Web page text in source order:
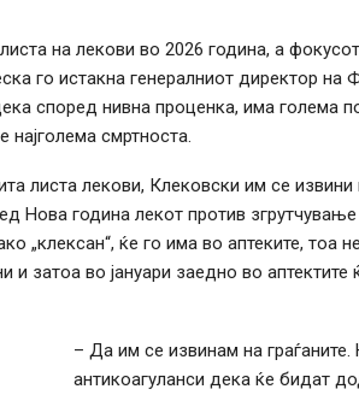
на лекови во 2026 година, а
го истакна генералниот директор на
според нивна проценка, има голема
смртноста.
листа лекови, Клековски им се извини
Нова година лекот против згрутчување
„клексан“, ќе го има во аптеките, тоа
затоа во јануари заедно во аптектите
– Да им се извинам на граѓаните.
антикоагуланси дека ќе бидат